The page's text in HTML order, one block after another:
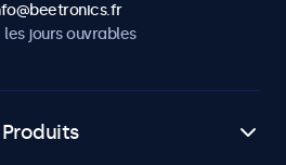
les jours ouvrables
Produits